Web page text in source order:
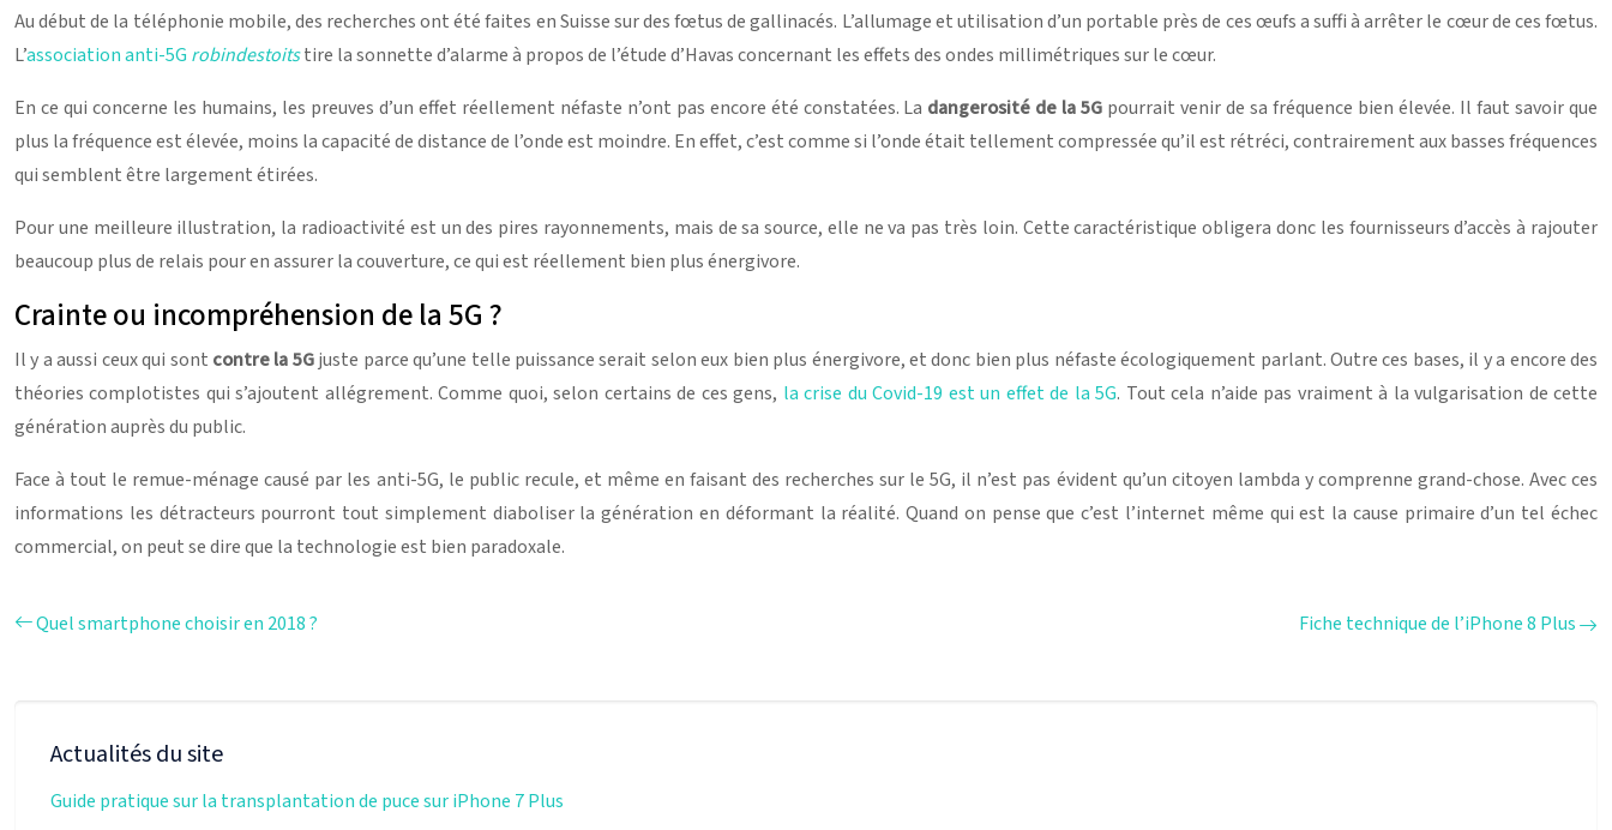
Au début de la téléphonie mobile, des recherches ont été faites en Suisse sur des fœtus de gallinacés. L’allumage et utilisation d’un portable près de ces œufs a suffi à arrêter le cœur de ces fœtus.
L’association anti-5G robindestoitstire la sonnette d’alarme à propos de l’étude d’Havas concernant les effets des ondes millimétriques sur le cœur.
En ce qui concerne les humains, les preuves d’un effet réellement néfaste n’ont pas encore été constatées. La dangerosité de la 5G pourrait venir de sa fréquence bien élevée. Il faut savoir que
plus la fréquence est élevée, moins la capacité de distance de l’onde est moindre. En effet, c’est comme si l’onde était tellement compressée qu’il est rétréci, contrairement aux basses fréquences
qui semblent être largement étirées.
Pour une meilleure illustration, la radioactivité est un des pires rayonnements, mais de sa source, elle ne va pas très loin. Cette caractéristique obligera donc les fournisseurs d’accès à rajouter
beaucoup plus de relais pour en assurer la couverture, ce qui est réellement bien plus énergivore.
Crainte ou incompréhension de la 5G ?
Il y a aussi ceux qui sont contre la 5Gjuste parce qu’une telle puissance serait selon eux bien plus énergivore, et donc bien plus néfaste écologiquement parlant. Outre ces bases, il y a encore des
théories complotistes qui s’ajoutent allégrement. Comme quoi, selon certains de ces gens, la crise du Covid-19 est un effet de la 5G. Tout cela n’aide pas vraiment à la vulgarisation de cette
génération auprès du public.
Face à tout le remue-ménage causé par les anti-5G, le public recule, et même en faisant des recherches sur le 5G, il n’est pas évident qu’un citoyen lambda y comprenne grand-chose. Avec ces
informations les détracteurs pourront tout simplement diaboliser la génération en déformant la réalité. Quand on pense que c’est l’internet même qui est la cause primaire d’un tel échec
commercial, on peut se dire que la technologie est bien paradoxale.
Quel smartphone choisir en 2018 ? Fiche technique de l’iPhone 8 Plus
Actualités du site
Guide pratique sur la transplantation de puce sur iPhone 7 Plus